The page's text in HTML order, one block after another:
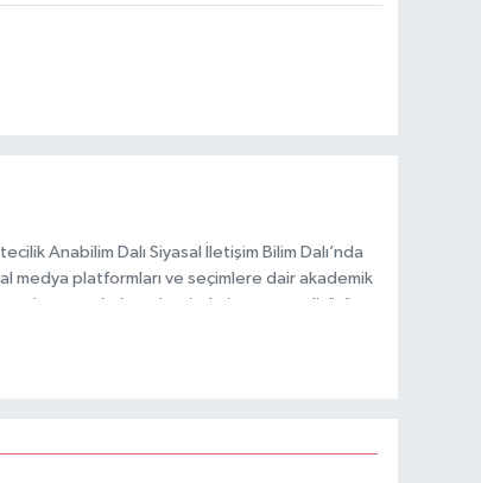
Anabilim Dalı Siyasal İletişim Bilim Dalı’nda
medya platformları ve seçimlere dair akademik
internet haber sitesinde internet editörü